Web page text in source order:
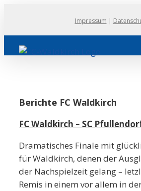
springen
Impressum |
Berichte FC Waldkirch
FC Waldkirch – SC
Dramatisches Finale mit
für Waldkirch, denen der
der Nachspielzeit gelang –
Remis in einem vor allem in